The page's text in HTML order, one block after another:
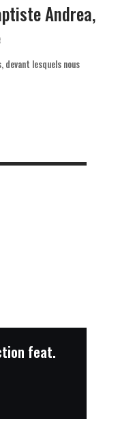
Andrea,
lesquels nous
feat.